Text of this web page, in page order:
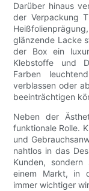
Darüber hinaus
der Verpackung
glänzende Lacke
der Box ein
Klebstoffe und
Farben
verblassen oder
beeinträchtigen
Neben der
funktionale Rolle.
und
nahtlos in das
Kunden,
einem Markt, in
immer wichtiger